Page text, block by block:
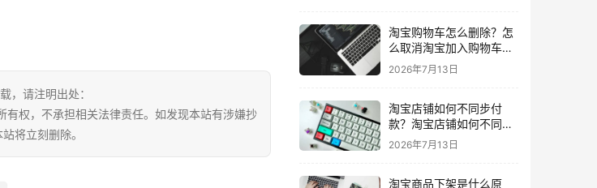
，请注明出处：
权，不承担相关法律责任。如发现本站有涉嫌抄
将立刻删除。
淘宝购物车怎么删除？怎
么取消淘宝加入购物车的
东西
2026年7月13日
淘宝店铺如何不同步付
款？淘宝店铺如何不同步
闲鱼
2026年7月13日
淘宝商品下架是什么原